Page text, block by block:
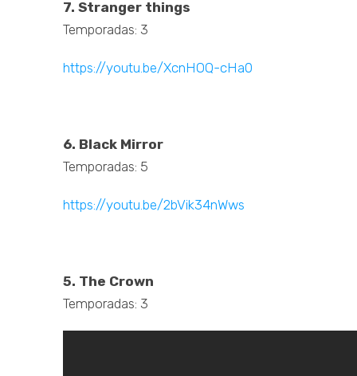
7. Stranger things
Temporadas: 3
https://youtu.be/XcnHOQ-cHa0
6. Black Mirror
Temporadas: 5
https://youtu.be/2bVik34nWws
5. The Crown
Temporadas: 3